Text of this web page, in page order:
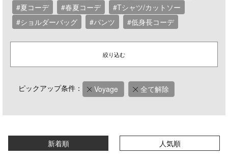
#夏コーデ
#春夏コーデ
#Tシャツ/カットソー
#ショルダーバッグ
#パンツ #低身長コーデ
絞り込む
ピックアップ条件： Voyage 全て解除
新着順 人気順